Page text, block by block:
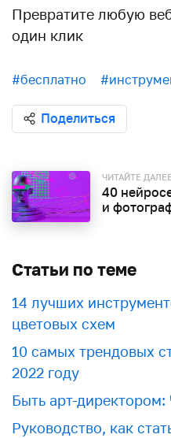
Превратите любую
один клик
#бесплатно
Поделиться
ЧИТАЙТЕ ДАЛЕЕ
40
и
Статьи по теме
​​14 лучших
цветовых схем
10 самых трендовых
2022 году
Быть арт-директором:
Руководство, как